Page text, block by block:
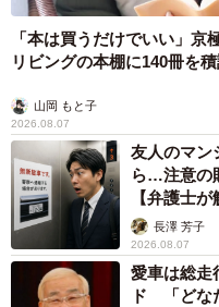
「本は買うだけでいい」
リビングの本棚に140冊を
山岡 もと子
2026.08.07
友人のマン
ら…注意の
【弁護士が
長澤 芳子
2026.08.07
愛車は総走
ド 「どな